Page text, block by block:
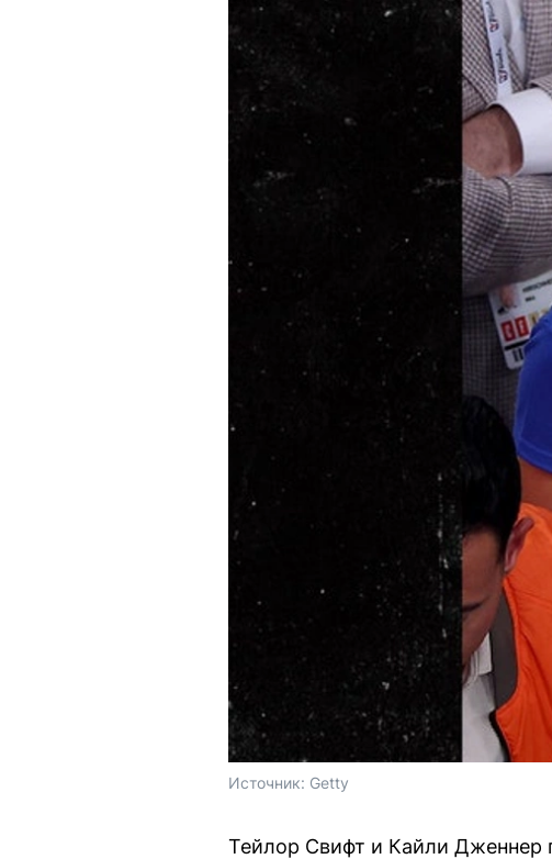
Источник: Getty
Тейлор Свифт и Кайли Дженнер